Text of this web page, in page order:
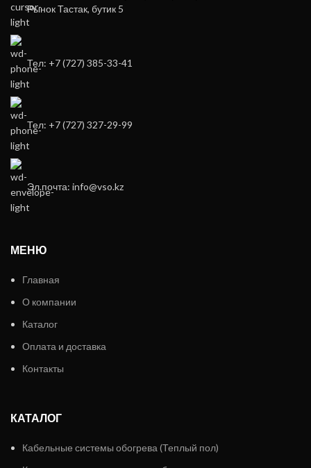
Рынок Тастак, бутик 5
Тел: +7 (727) 385-33-41
Тел: +7 (727) 327-29-99
Эл.почта: info@vso.kz
МЕНЮ
Главная
О компании
Каталог
Оплата и доставка
Контакты
КАТАЛОГ
Кабельные системы обогрева (Теплый пол)